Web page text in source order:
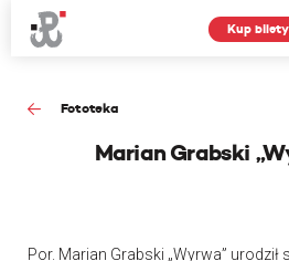
Kup
Fototeka
Marian Grabski
Por. Marian Grabski „Wyrwa” urodził